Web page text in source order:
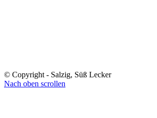
© Copyright - Salzig, Süß Lecker
Nach oben scrollen